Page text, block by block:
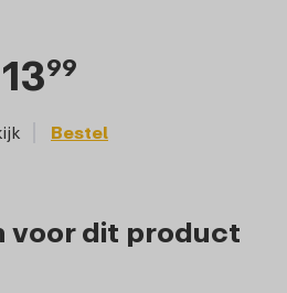
1399
Bestel
voor dit product